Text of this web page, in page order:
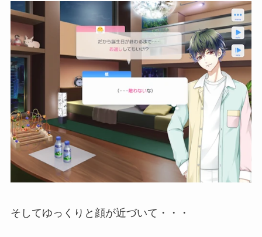
そしてゆっくりと顔が近づいて・・・